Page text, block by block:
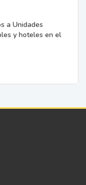
a Unidades
y hoteles en el